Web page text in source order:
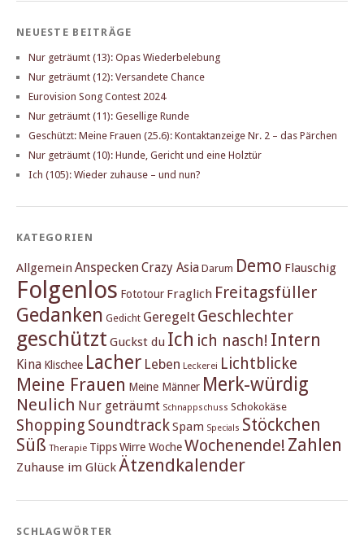
NEUESTE BEITRÄGE
Nur geträumt (13): Opas Wiederbelebung
Nur geträumt (12): Versandete Chance
Eurovision Song Contest 2024
Nur geträumt (11): Gesellige Runde
Geschützt: Meine Frauen (25.6): Kontaktanzeige Nr. 2 – das Pärchen
Nur geträumt (10): Hunde, Gericht und eine Holztür
Ich (105): Wieder zuhause – und nun?
KATEGORIEN
Allgemein Anspecken Crazy Asia Darum Demo Flauschig
Folgenlos Fototour Fraglich Freitagsfüller
Gedanken Gedicht Geregelt Geschlechter
geschützt Guckst du Ich ich nasch! Intern
Kina Klischee Lacher Leben Leckerei Lichtblicke
Meine Frauen Meine Männer Merk-würdig
Neulich Nur geträumt Schnappschuss Schokokäse
Shopping SoundtrackSpam Specials Stöckchen
Süß Therapie TippsWirre WocheWochenende! Zahlen
Zuhause im Glück Ätzendkalender
SCHLAGWÖRTER